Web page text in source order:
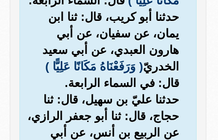
حدثنا أبو كريب، قال: ثنا ابن
يمان، عن سفيان، عن أبي
هارون العبدي، عن أبي سعيد
الخدريّ( وَرَفَعْنَاهُ مَكَانًا عَلِيًّا )
قال: في السماء الرابعة.
حدثنا عليّ بن سهيل، قال: ثنا
حجاج، قال: ثنا أبو جعفر الرازي،
عن الربيع بن أنس، عن أبي